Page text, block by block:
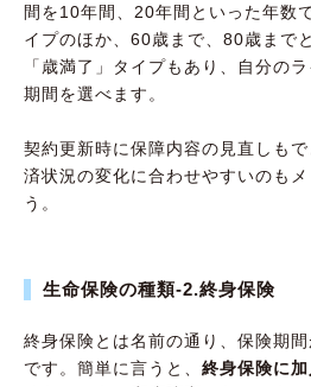
間を10年間、20年間といった年数
イプのほか、60歳まで、80歳まで
「歳満了」タイプもあり、自分の
期間を選べます。
契約更新時に保障内容の見直しも
済状況の変化に合わせやすいのも
う。
生命保険の種類-2.終身保険
終身保険とは名前の通り、保険期
です。簡単に言うと、 終身保険に